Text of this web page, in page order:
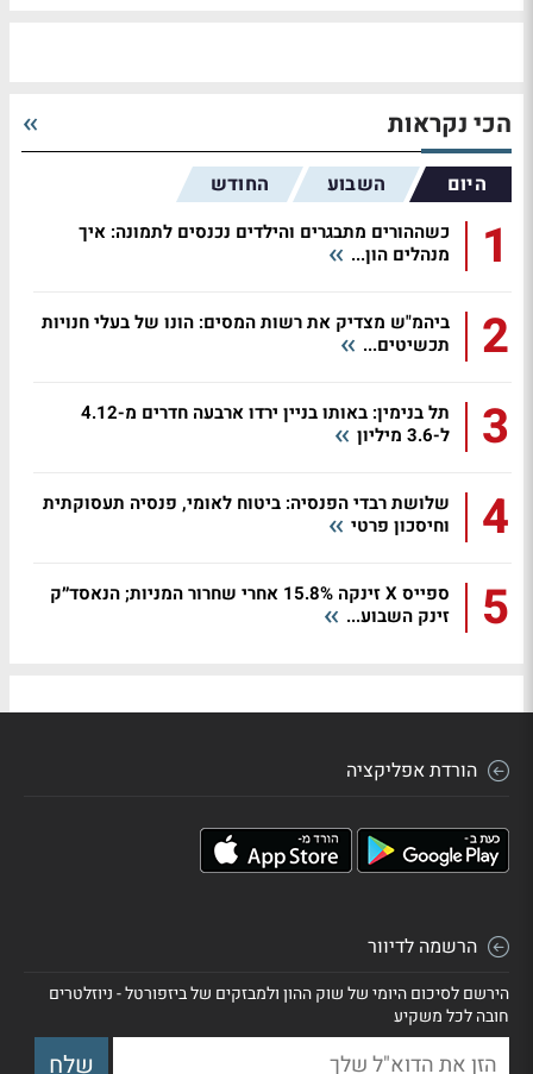
הכי נקראות
היום השבוע החודש
1
כשההורים מתבגרים והילדים נכנסים לתמונה: איך
מנהלים הון...
2
ביהמ"ש מצדיק את רשות המסים: הונו של בעלי חנויות
תכשיטים...
3
תל בנימין: באותו בניין ירדו ארבעה חדרים מ-4.12
ל-3.6 מיליון
4
שלושת רבדי הפנסיה: ביטוח לאומי, פנסיה תעסוקתית
וחיסכון פרטי
5
ספייס X זינקה 15.8% אחרי שחרור המניות; הנאסד״ק
זינק השבוע...
הורדת אפליקציה
הרשמה לדיוור
הירשם לסיכום היומי של שוק ההון ולמבזקים של ביזפורטל - ניוזלטרים
חובה לכל משקיע